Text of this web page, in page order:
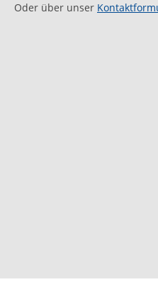
Oder über unser